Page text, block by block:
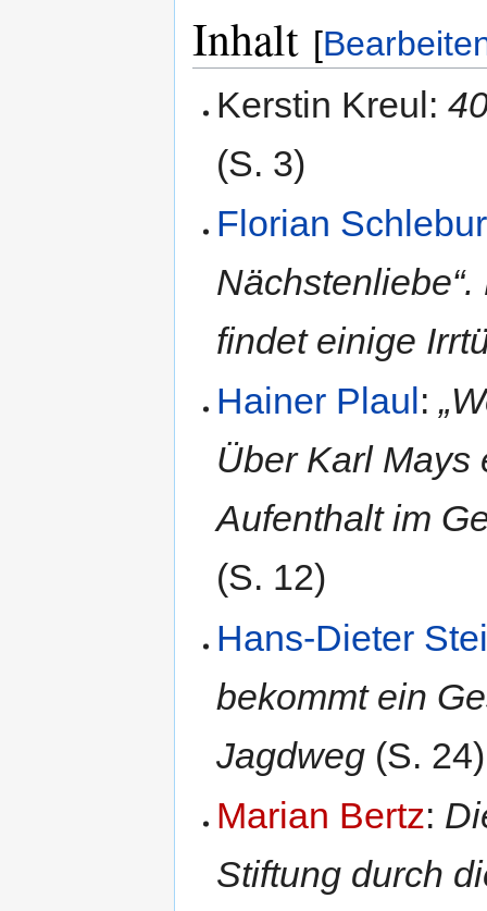
Inhalt [
Kerstin Kreul:
(S. 3)
Florian
findet einige
Hainer Plaul :
Über Karl Mays
Aufenthalt im
(S. 12)
Hans-Dieter
bekommt ein
Jagdweg (S. 24)
Marian Bertz:
Stiftung durch